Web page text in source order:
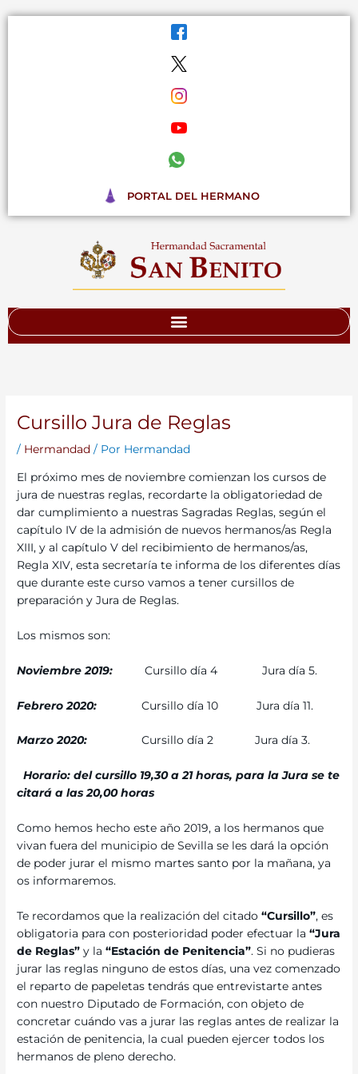
PORTAL DEL HERMANO
Cursillo Jura de Reglas
/ Hermandad / Por Hermandad
El próximo mes de noviembre comienzan los cursos de
jura de nuestras reglas, recordarte la obligatoriedad de
dar cumplimiento a nuestras Sagradas Reglas, según el
capítulo IV de la admisión de nuevos hermanos/as Regla
XIII, y al capítulo V del recibimiento de hermanos/as,
Regla XIV, esta secretaría te informa de los diferentes días
que durante este curso vamos a tener cursillos de
preparación y Jura de Reglas.
Los mismos son:
Noviembre 2019: Cursillo día 4 Jura día 5.
Febrero 2020: Cursillo día 10 Jura día 11.
Marzo 2020: Cursillo día 2 Jura día 3.
Horario: del cursillo 19,30 a 21 horas, para la Jura se te
citará a las 20,00 horas
Como hemos hecho este año 2019, a los hermanos que
vivan fuera del municipio de Sevilla se les dará la opción
de poder jurar el mismo martes santo por la mañana, ya
os informaremos.
Te recordamos que la realización del citado“Cursillo”, es
obligatoria para con posterioridad poder efectuar la“Jura
de Reglas” y la“Estación de Penitencia”. Si no pudieras
jurar las reglas ninguno de estos días, una vez comenzado
el reparto de papeletas tendrás que entrevistarte antes
con nuestro Diputado de Formación, con objeto de
concretar cuándo vas a jurar las reglas antes de realizar la
estación de penitencia, la cual pueden ejercer todos los
hermanos de pleno derecho.